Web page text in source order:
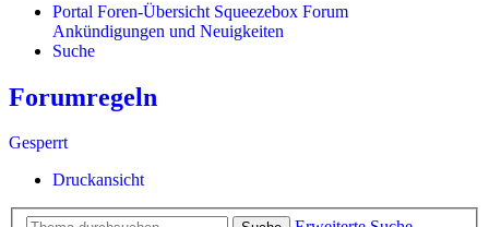
Portal Foren-Übersicht Squeezebox Forum
Ankündigungen und Neuigkeiten
Suche
Forumregeln
Gesperrt
Druckansicht